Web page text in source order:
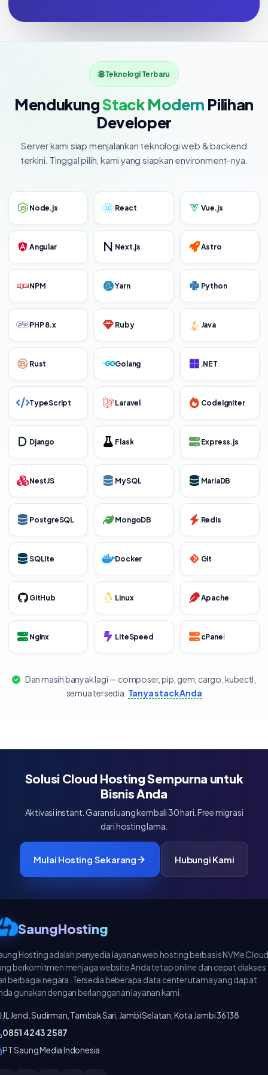
Teknologi Terbaru
MendukungStack Modern Pilihan
Developer
Server kami siap menjalankan teknologi web & backend
terkini. Tinggal pilih, kami yang siapkan environment-nya.
Node.js React Vue.js
Angular Next.js Astro
NPM Yarn Python
PHP 8.x Ruby Java
Rust Golang .NET
TypeScript Laravel CodeIgniter
Django Flask Express.js
NestJS MySQL MariaDB
PostgreSQL MongoDB Redis
SQLite Docker Git
GitHub Linux Apache
Nginx LiteSpeed cPanel
Dan masih banyak lagi — composer, pip, gem, cargo, kubectl,
semua tersedia. Tanya stack Anda
Solusi Cloud Hosting Sempurna untuk
Bisnis Anda
Aktivasi instant. Garansi uang kembali 30 hari. Free migrasi
dari hosting lama.
Mulai Hosting Sekarang Hubungi Kami
SaungHosting
Hosting adalah penyedia layanan web hosting berbasis NVMe
berkomitmen menjaga website Anda tetap online dan cepat diakses
berbagai negara. Tersedia beberapa data center utama yang dapat
gunakan dengan berlangganan layanan kami.
JL Jend. Sudirman, Tambak Sari, Jambi Selatan, Kota Jambi 36138
‪0851 4243 2587‬
PT Saung Media Indonesia